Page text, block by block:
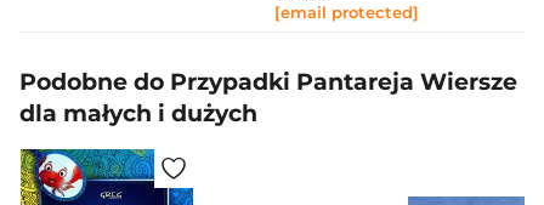
[email protected]
Podobne do Przypadki Pantareja Wiersze
dla małych i dużych